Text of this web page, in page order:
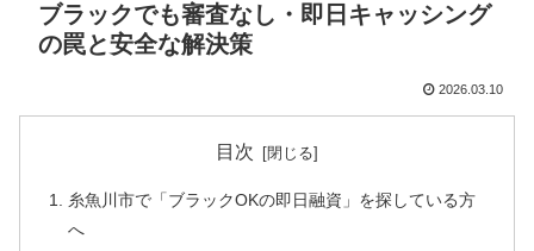
ブラックでも審査なし・即日キャッシング
の罠と安全な解決策
2026.03.10
目次
糸魚川市で「ブラックOKの即日融資」を探している方
へ